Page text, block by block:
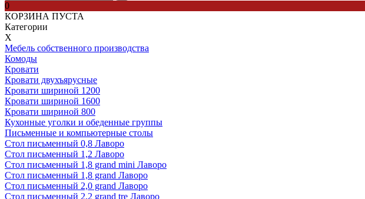
0
КОРЗИНА ПУСТА
Категории
Х
Мебель собственного производства
Комоды
Кровати
Кровати двухъярусные
Кровати шириной 1200
Кровати шириной 1600
Кровати шириной 800
Кухонные уголки и обеденные группы
Письменные и компьютерные столы
Стол письменный 0,8 Лаворо
Стол письменный 1,2 Лаворо
Стол письменный 1,8 grand mini Лаворо
Стол письменный 1,8 grand Лаворо
Стол письменный 2,0 grand Лаворо
Стол письменный 2,2 grand tre Лаворо